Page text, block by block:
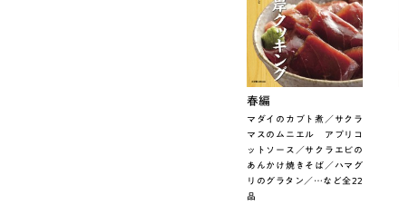
春編
マダイのカブト煮／サクラ
マスのムニエル アプリコ
ットソース／サクラエビの
あんかけ焼きそば／ハマグ
リのグラタン／…など全22
品